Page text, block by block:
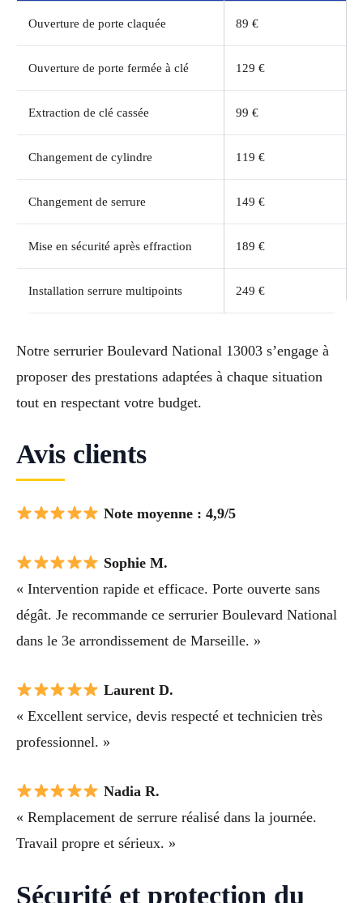
Ouverture de porte claquée 89 €
Ouverture de porte fermée à clé 129 €
Extraction de clé cassée 99 €
Changement de cylindre 119 €
Changement de serrure 149 €
Mise en sécurité après effraction 189 €
Installation serrure multipoints 249 €
Notre serrurier Boulevard National 13003 s’engage à
proposer des prestations adaptées à chaque situation
tout en respectant votre budget.
Avis clients
Note moyenne : 4,9/5
Sophie M.
« Intervention rapide et efficace. Porte ouverte sans
dégât. Je recommande ce serrurier Boulevard National
dans le 3e arrondissement de Marseille. »
Laurent D.
« Excellent service, devis respecté et technicien très
professionnel. »
Nadia R.
« Remplacement de serrure réalisé dans la journée.
Travail propre et sérieux. »
Sécurité et protection du